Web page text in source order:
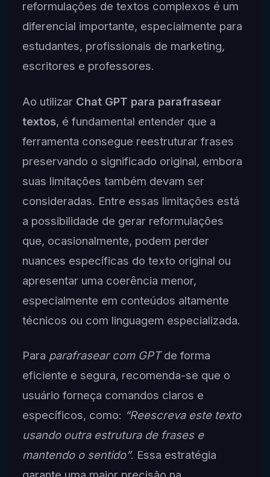
reformulações de textos complexos é um
diferencial importante, especialmente para
estudantes, profissionais de marketing,
escritores e professores.
Ao utilizar Chat GPT para parafrasear
textos, é fundamental entender que a
ferramenta consegue reestruturar frases
preservando o significado original, embora
suas limitações também devam ser
consideradas. Entre essas limitações está
a possibilidade de gerar reformulações
que, ocasionalmente, podem perder
nuances específicas do texto original ou
apresentar uma coerência menor,
especialmente em conteúdos altamente
técnicos ou com linguagem especializada.
Para parafrasear com GPTde forma
eficiente e segura, recomenda-se que o
usuário forneça comandos claros e
específicos, como: “Reescreva este texto
usando outra estrutura de frases e
mantendo o sentido”. Essa estratégia